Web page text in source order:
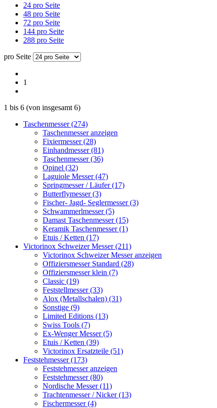
24 pro Seite
48 pro Seite
72 pro Seite
144 pro Seite
288 pro Seite
pro Seite
1
1 bis 6 (von insgesamt 6)
Taschenmesser (274)
Taschenmesser anzeigen
Fixiermesser (28)
Einhandmesser (81)
Taschenmesser (36)
Opinel (32)
Laguiole Messer (47)
Springmesser / Läufer (17)
Butterflymesser (3)
Fischer- Jagd- Seglermesser (3)
Schwammerlmesser (5)
Damast Taschenmesser (15)
Keramik Taschenmesser (1)
Etuis / Ketten (17)
Victorinox Schweizer Messer (211)
Victorinox Schweizer Messer anzeigen
Offiziersmesser Standard (28)
Offiziersmesser klein (7)
Classic (19)
Feststellmesser (33)
Alox (Metallschalen) (31)
Sonstige (9)
Limited Editions (13)
Swiss Tools (7)
Ex-Wenger Messer (5)
Etuis / Ketten (39)
Victorinox Ersatzteile (51)
Feststehmesser (173)
Feststehmesser anzeigen
Feststehmesser (80)
Nordische Messer (11)
Trachtenmesser / Nicker (13)
Fischermesser (4)